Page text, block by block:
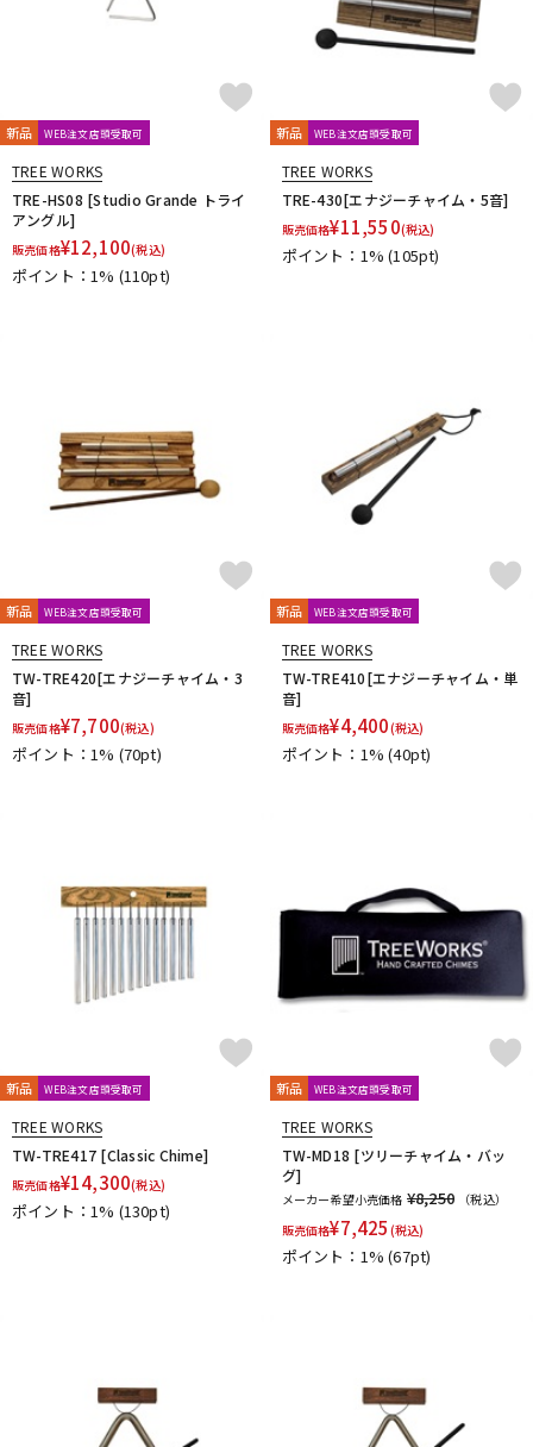
ヴィンテージ
新品 WEB注文店頭受取可
TREE WORKS
TRE-HS08 [Studio Grande トライ
アングル]
販売価格¥12,100(税込)
ポイント：1% (110pt)
新品 WEB注文店頭受取可
TREE WORKS
TRE-430[エナジーチャイム・5音]
販売価格¥11,550(税込)
ポイント：1%(105pt)
新品 WEB注文店頭受取可
TREE WORKS
TW-TRE420[エナジーチャイム・3
音]
販売価格¥7,700(税込)
ポイント：1% (70pt)
新品 WEB注文店頭受取可
TREE WORKS
TW-TRE410[エナジーチャイム・単
音]
販売価格¥4,400(税込)
ポイント：1%(40pt)
新品 WEB注文店頭受取可
TREE WORKS
TW-TRE417 [Classic Chime]
販売価格¥14,300(税込)
ポイント：1% (130pt)
新品 WEB注文店頭受取可
TREE WORKS
TW-MD18 [ツリーチャイム・バッ
グ]
メーカー希望小売価格 ¥8,250
（税込）
販売価格¥7,425 (税込)
ポイント：1%(67pt)